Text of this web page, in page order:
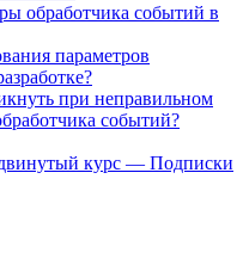
обработчика событий в
параметров
при неправильном
событий?
курс — Подписки